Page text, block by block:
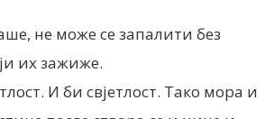
не може се запалити без
их зажиже.
И би свјетлост. Тако мора и